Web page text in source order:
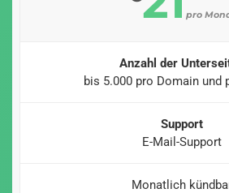
pro
Anzahl der
bis 5.000 pro Domain und
Support
E-Mail-Support
Monatlich